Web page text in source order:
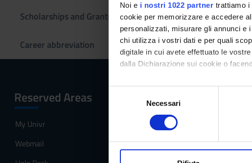
Noi e i nostri 1022 partner trattiamo i
cookie per memorizzare e accedere
personalizzati, misurare gli annunci e
chi utilizza i vostri dati e per quali
digitale in cui avete effettuato le
dalla Dichiarazione sui cookie o
Con il tuo consenso, vorremmo anche:
raccogliere informazioni sulla
digitali).
modificare o ritirare il tuo consenso
Necessari
Scholarships and Grants
Career abbreviation
Reserved Areas
My Univr
Webmail
Menu
Home
The programme